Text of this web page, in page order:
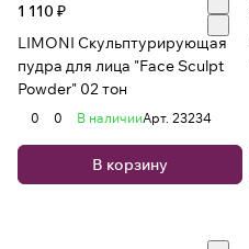
1 110 ₽
LIMONI Скульптурирующая
пудра для лица "Face Sculpt
Powder" 02 тон
0 0 В наличииАрт. 23234
В корзину